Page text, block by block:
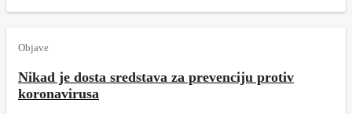
Objave
Nikad je dosta sredstava za prevenciju protiv
koronavirusa